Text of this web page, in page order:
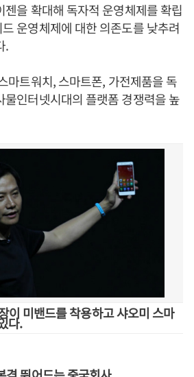
젠을 확대해 독자적 운영체제를 확립
운영체제에 대한 의존도를 낮추려
.
마트워치, 스마트폰, 가전제품을 독
물인터넷시대의 플랫폼 경쟁력을 높
이 미밴드를 착용하고 샤오미 스마
다.